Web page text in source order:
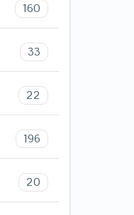
160
33
22
196
20